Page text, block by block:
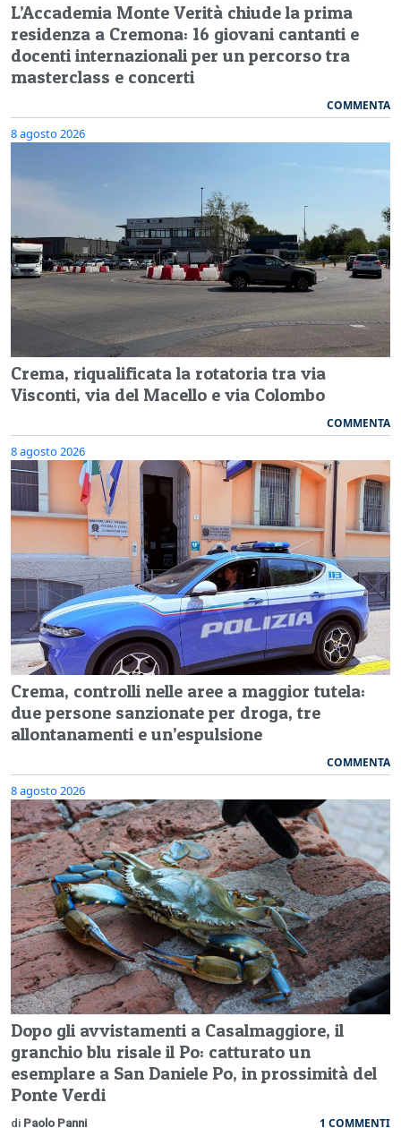
L’Accademia Monte Verità chiude la prima
residenza a Cremona: 16 giovani cantanti e
docenti internazionali per un percorso tra
masterclass e concerti
COMMENTA
8 agosto 2026
Crema, riqualificata la rotatoria tra via
Visconti, via del Macello e via Colombo
COMMENTA
8 agosto 2026
Crema, controlli nelle aree a maggior tutela:
due persone sanzionate per droga, tre
allontanamenti e un’espulsione
COMMENTA
8 agosto 2026
Dopo gli avvistamenti a Casalmaggiore, il
granchio blu risale il Po: catturato un
esemplare a San Daniele Po, in prossimità del
Ponte Verdi
di Paolo Panni 1 COMMENTI